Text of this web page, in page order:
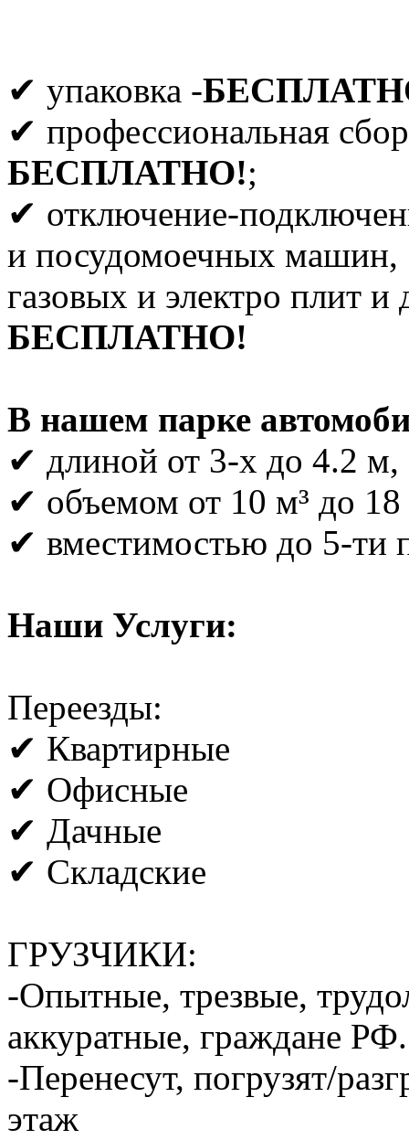
✔ упаковка -
✔ профессиональная
БЕСПЛАТНО!;
✔ отключение-
и посудомоечных машин,
газовых и электро плит
БЕСПЛАТНО!
В нашем парке
✔ длиной от 3-х до 4.2 м,
✔ объемом от 10 м³ до 18
✔ вместимостью до 5-ти
Наши Услуги:
Переезды:
✔ Квартирные
✔ Офисные
✔ Дачные
✔ Складские
ГРУЗЧИКИ:
-Опытные, трезвые,
аккуратные, граждане РФ.
-Перенесут, погрузят/
этаж